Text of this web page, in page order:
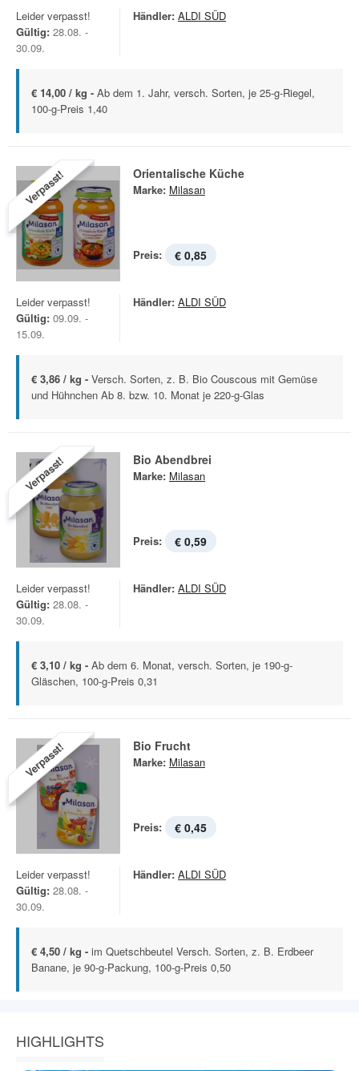
Leider verpasst!
Gültig: 28.08. -
30.09.
Händler: ALDI SÜD
€ 14,00 / kg - Ab dem 1. Jahr, versch. Sorten, je 25-g-Riegel,
100-g-Preis 1,40
Verpasst! Orientalische Küche
Marke: Milasan
Preis: € 0,85
Leider verpasst!
Gültig: 09.09. -
15.09.
Händler: ALDI SÜD
€ 3,86 / kg - Versch. Sorten, z. B. Bio Couscous mit Gemüse
und Hühnchen Ab 8. bzw. 10. Monat je 220-g-Glas
Verpasst! Bio Abendbrei
Marke: Milasan
Preis: € 0,59
Leider verpasst!
Gültig: 28.08. -
30.09.
Händler: ALDI SÜD
€ 3,10 / kg - Ab dem 6. Monat, versch. Sorten, je 190-g-
Gläschen, 100-g-Preis 0,31
Verpasst! Bio Frucht
Marke: Milasan
Preis: € 0,45
Leider verpasst!
Gültig: 28.08. -
30.09.
Händler: ALDI SÜD
€ 4,50 / kg - im Quetschbeutel Versch. Sorten, z. B. Erdbeer
Banane, je 90-g-Packung, 100-g-Preis 0,50
HIGHLIGHTS